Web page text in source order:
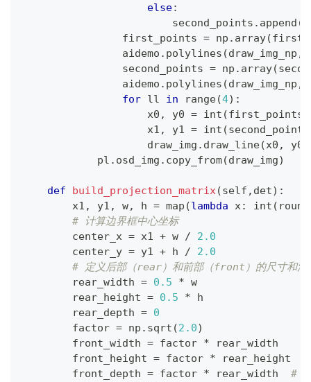
else:
                        second_points
. append (
                first_points
= np . array(
                aidemo
. polylines (draw_img_np ,
                second_points
= np . array(
                aidemo
. polylines (draw_img_np ,
for ll in range(4) :
                    x0
, y0 = int (first_points
                    x1
, y1 = int (second_points
                    draw_img
. draw_line(x0 , y0
            pl
. osd_img . copy_from(draw_img)
def build_projection_matrix(self , det) :
        x1
, y1 , w, h = map (lambda x: int ( round
# 计算边界框中心坐标
        center_x
= x1 + w /
2.0
        center_y
= y1 + h /
2.0
# 定义后部（rear）和前部（front）的尺寸和深
        rear_width
= 0.5 * w
        rear_height
= 0.5 * h
        rear_depth
= 0
        factor
= np . sqrt (2.0)
        front_width
= factor * rear_width
        front_height
= factor * rear_height
        front_depth
= factor * rear_width #